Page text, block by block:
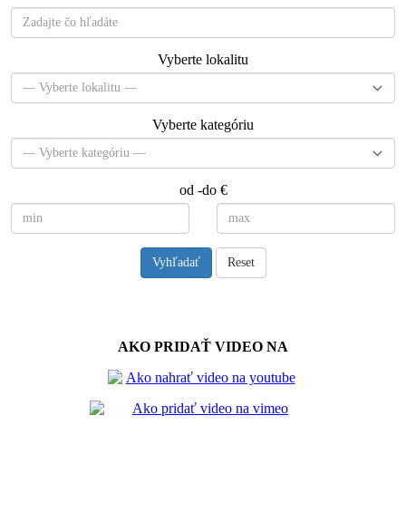
Vyberte lokalitu
Vyberte kategóriu
od -do €
Vyhľadať Reset
AKO PRIDAŤ VIDEO NA